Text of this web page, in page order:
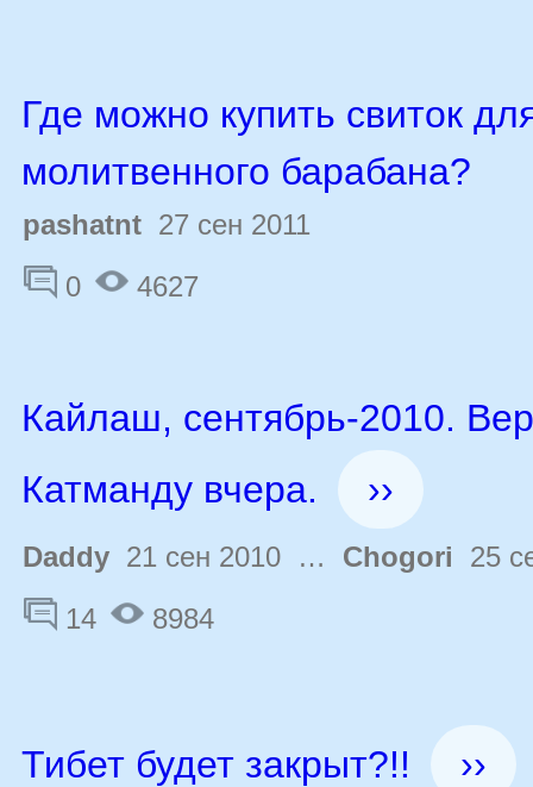
Где можно купить свиток
молитвенного барабана?
pashatnt 27 сен 2011
0
4627
Кайлаш, сентябрь-2010.
Катманду вчера.
››
Daddy 21 сен 2010 … Chogori 25
14
8984
Тибет будет закрыт?!! ››